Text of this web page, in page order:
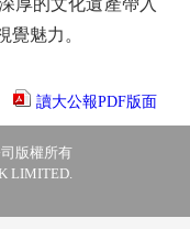
厚的文化遺產帶入
覺魅力。
讀大公報PDF版面
版權所有
LIMITED.